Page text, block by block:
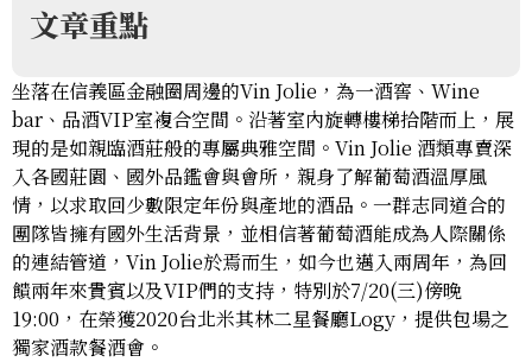
文章重點
坐落在信義區金融圈周邊的Vin Jolie，為一酒窖、Wine
bar、品酒VIP室複合空間。沿著室內旋轉樓梯拾階而上，展
現的是如親臨酒莊般的專屬典雅空間。Vin Jolie 酒類專賣深
入各國莊園、國外品鑑會與會所，親身了解葡萄酒溫厚風
情，以求取回少數限定年份與產地的酒品。一群志同道合的
團隊皆擁有國外生活背景，並相信著葡萄酒能成為人際關係
的連結管道，Vin Jolie於焉而生，如今也邁入兩周年，為回
饋兩年來貴賓以及VIP們的支持，特別於7/20(三)傍晚
19:00，在榮獲2020台北米其林二星餐廳Logy，提供包場之
獨家酒款餐酒會。